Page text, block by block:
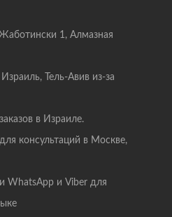
1, Алмазная
Тель-Авив из-за
в Израиле.
консультаций в Москве,
WhatsApp и Viber для